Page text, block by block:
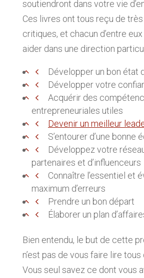
soutiendront dans votre vie
Ces livres ont tous reçu de
critiques, et chacun d’entre
aider dans une direction
Développer un bon état
Développer votre
Acquérir des
entrepreneuriales utiles
Devenir un meilleur
S’entourer d’une bonne
Développez votre
partenaires et d’influenceurs
Connaître l’essentiel et
maximum d’erreurs
Prendre un bon départ
Élaborer un plan
Bien entendu, le but de cette
n’est pas de vous faire lire
Vous seul savez ce dont vous